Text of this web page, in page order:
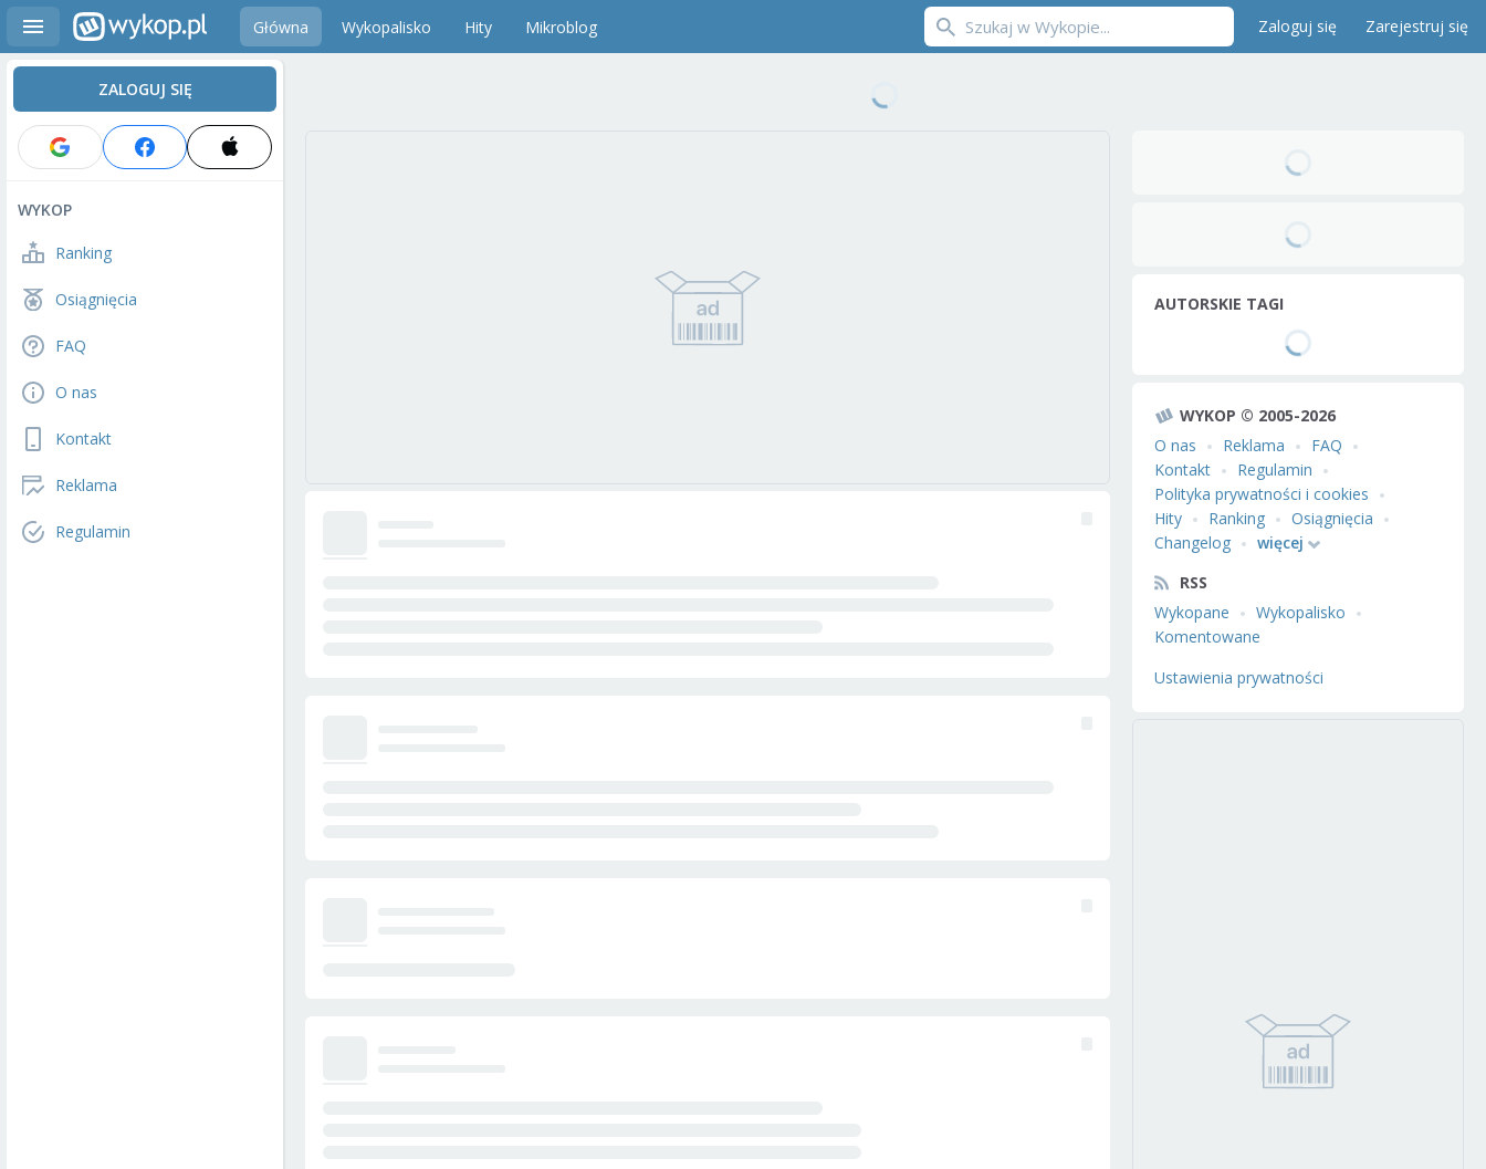
Główna Wykopalisko Hity Mikroblog Zaloguj się Zarejestruj się
ZALOGUJ SIĘ
WYKOP
Ranking
Osiągnięcia
FAQ
O nas
Kontakt
Reklama
Regulamin
AUTORSKIE TAGI
WYKOP © 2005-2026
O nas
Reklama
FAQ
Kontakt
Regulamin
Polityka prywatności i cookies
Hity
Ranking
Osiągnięcia
Changelog
więcej
RSS
Wykopane
Wykopalisko
Komentowane
Ustawienia prywatności